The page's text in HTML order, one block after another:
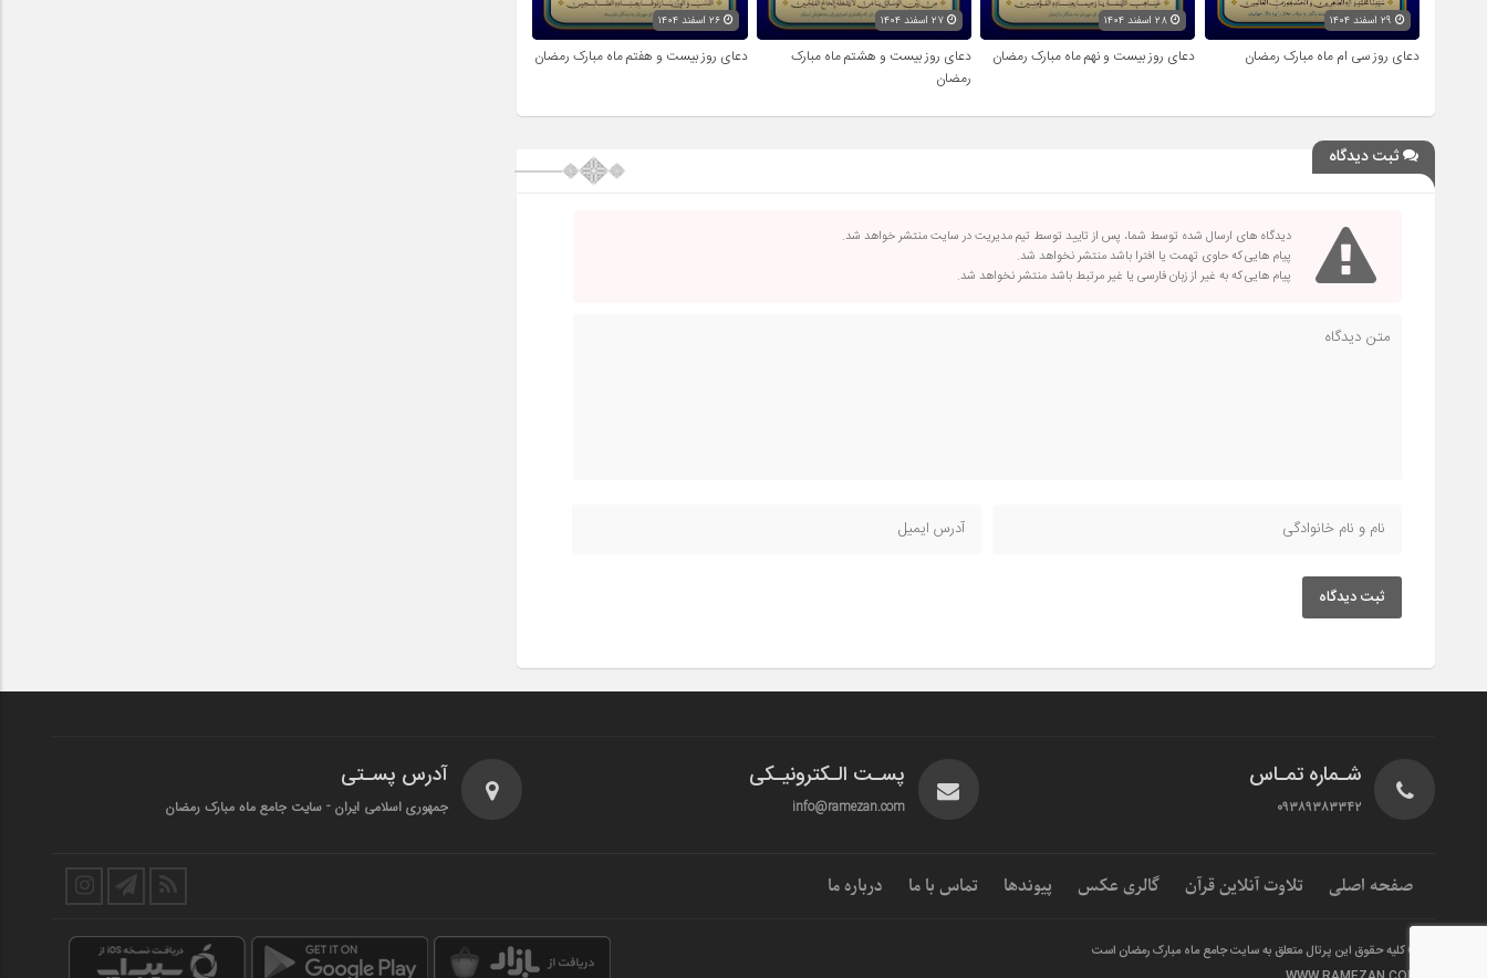
دعای روز سی ام ماه مبارک رمضان
۲۸ اسفند ۱۴۰۴
دعای روز بیست و نهم ماه مبارک رمضان
۲۷ اسفند ۱۴۰۴
دعای روز بیست و هشتم ماه مبارک
رمضان
۲۶ اسفند ۱۴۰۴
دعای روز بیست و هفتم ماه مبارک رمضان
ثبت دیدگاه
دیدگاه های ارسال شده توسط شما، پس از تایید توسط تیم مدیریت در سایت منتشر خواهد شد.
پیام هایی که حاوی تهمت یا افترا باشد منتشر نخواهد شد.
پیام هایی که به غیر از زبان فارسی یا غیر مرتبط باشد منتشر نخواهد شد.
ثبت دیدگاه
شـماره تمـاس
۰۹۳۸۹۳۸۳۳۴۲
پسـت الـکترونیـکی
info@ramezan.com
آدرس پسـتی
جمهوری اسلامی ایران - سایت جامع ماه مبارک رمضان
صفحه اصلی تلاوت آنلاین قرآن گالری عکس پیوندها تماس با ما درباره ما
© کلیه حقوق این پرتال متعلق به سایت جامع ماه مبارک رمضان است